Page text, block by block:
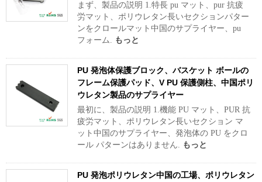
まず、製品の説明 1.特長 pu マット、pur 抗疲
労マット、ポリウレタン長いセクションパター
ンをクロールマット中国のサプライヤー、pu
フォーム. もっと
PU 発泡体保護ブロック、バスケット ボールの
フレーム保護パッド、V PU 保護側柱、中国ポリ
ウレタン製品のサプライヤー
最初に、製品の説明 1.機能 PU マット、PUR 抗
疲労マット、ポリウレタン長いセクション マ
ット中国のサプライヤー、発泡体の PU をクロ
ール パターンはありません. もっと
PU 発泡ポリウレタン中国の工場、ポリウレタン